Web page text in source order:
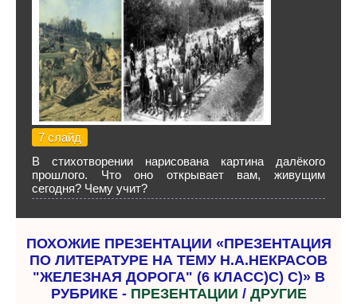
7 слайд
В стихотворении нарисована картина далёкого
прошлого. Что оно открывает вам, живущим
сегодня? Чему учит?
ПОХОЖИЕ ПРЕЗЕНТАЦИИ «ПРЕЗЕНТАЦИЯ
ПО ЛИТЕРАТУРЕ НА ТЕМУ Н.А.НЕКРАСОВ
"ЖЕЛЕЗНАЯ ДОРОГА" (6 КЛАСС)С) С)» В
РУБРИКЕ - ПРЕЗЕНТАЦИИ / ДРУГИЕ